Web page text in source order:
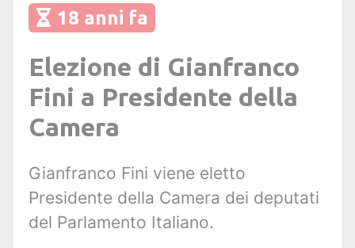
18 anni fa
Elezione di Gianfranco
Fini a Presidente della
Camera
Gianfranco Fini viene eletto
Presidente della Camera dei deputati
del Parlamento Italiano.